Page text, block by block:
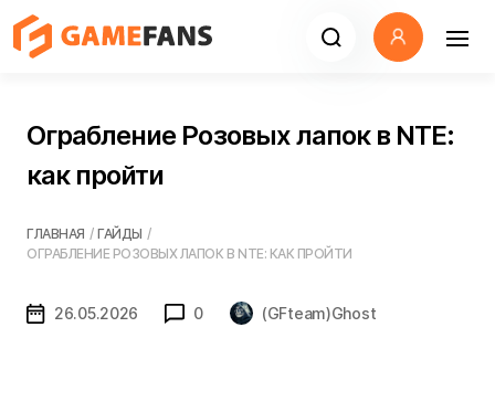
Ограбление Розовых лапок в NTE:
как пройти
ГЛАВНАЯ / ГАЙДЫ /
ОГРАБЛЕНИЕ РОЗОВЫХ ЛАПОК В NTE: КАК ПРОЙТИ
26.05.2026 0 (GFteam)Ghost